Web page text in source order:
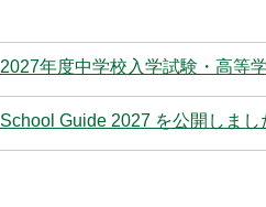
2027年度中学校入学試験・高等
School Guide 2027 を公開しまし